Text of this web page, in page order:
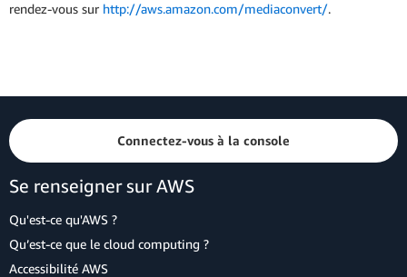
rendez-vous sur http://aws.amazon.com/mediaconvert/.
Connectez-vous à la console
Se renseigner sur AWS
Qu'est-ce qu'AWS ?
Qu’est-ce que le cloud computing ?
Accessibilité AWS